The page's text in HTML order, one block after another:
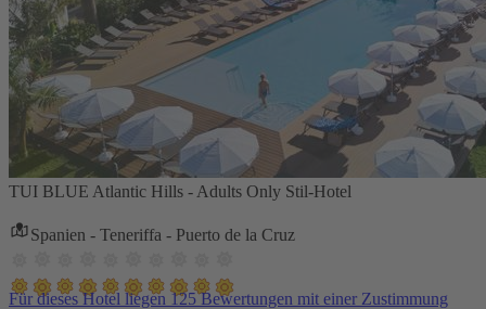
TUI BLUE Atlantic Hills - Adults Only Stil-Hotel
Spanien - Teneriffa - Puerto de la Cruz
Für dieses Hotel liegen 125 Bewertungen mit einer Zustimmung